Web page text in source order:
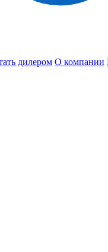
дилером О компании